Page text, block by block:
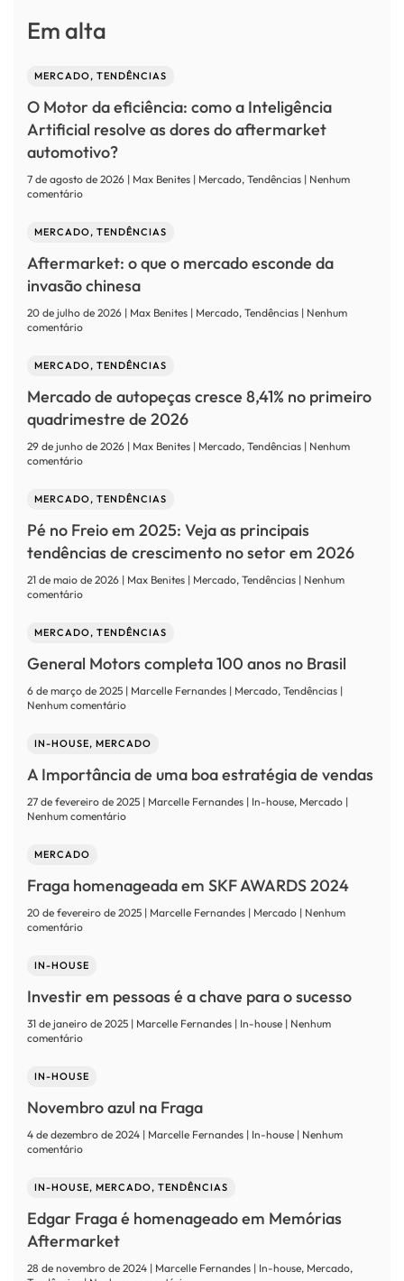
Em alta
MERCADO, TENDÊNCIAS
O Motor da eficiência: como a Inteligência
Artificial resolve as dores do aftermarket
automotivo?
7 de agosto de 2026 | Max Benites | Mercado, Tendências | Nenhum
comentárioem
da
como
Inteligência
Artificial
do
automotivo?
MERCADO, TENDÊNCIAS
Aftermarket: o que o mercado esconde da
invasão chinesa
20 de julho de 2026 | Max Benites | Mercado, Tendências | Nenhum
comentárioem
que
mercado
esconde
da
invasão
MERCADO, TENDÊNCIAS
Mercado de autopeças cresce 8,41% no primeiro
quadrimestre de 2026
29 de junho de 2026 | Max Benites | Mercado, Tendências | Nenhum
comentárioem
autopeças
8,41%
no
primeiro
quadrimestre
MERCADO, TENDÊNCIAS
Pé no Freio em 2025: Veja as principais
tendências de crescimento no setor em 2026
21 de maio de 2026 | Max Benites | Mercado, Tendências | Nenhum
comentárioem
Freio
2025:
as
principais
de
crescimento
no
setor
2026
MERCADO, TENDÊNCIAS
General Motors completa 100 anos no Brasil
6 de março de 2025 | Marcelle Fernandes | Mercado, Tendências |
Nenhum comentárioem
completa
anos
Brasil
IN-HOUSE, MERCADO
A Importância de uma boa estratégia de vendas
27 de fevereiro de 2025 | Marcelle Fernandes | In-house, Mercado |
Nenhum comentárioem
boa
de
MERCADO
Fraga homenageada em SKF AWARDS 2024
20 de fevereiro de 2025 | Marcelle Fernandes | Mercado | Nenhum
comentárioem
em
AWARDS
IN-HOUSE
Investir em pessoas é a chave para o sucesso
31 de janeiro de 2025 | Marcelle Fernandes | In-house | Nenhum
comentárioem
pessoas
a
para
o
IN-HOUSE
Novembro azul na Fraga
4 de dezembro de 2024 | Marcelle Fernandes | In-house | Nenhum
comentárioem
na
IN-HOUSE, MERCADO, TENDÊNCIAS
Edgar Fraga é homenageado em Memórias
Aftermarket
28 de novembro de 2024 | Marcelle Fernandes | In-house, Mercado,